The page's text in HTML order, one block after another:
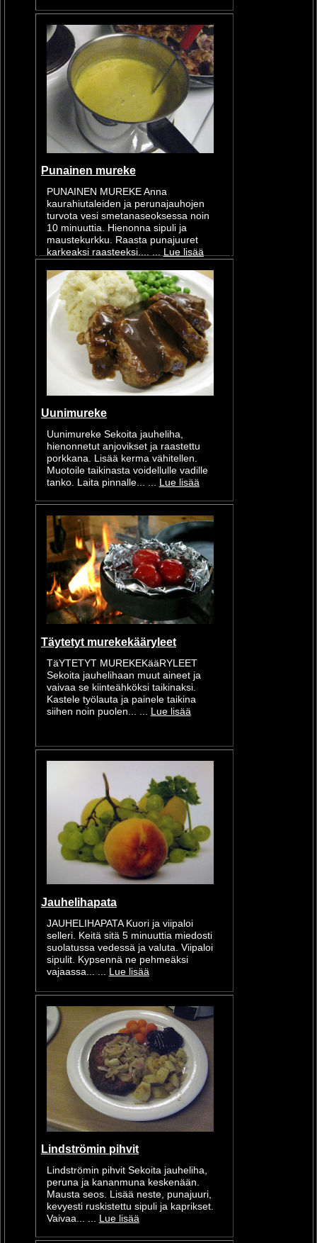
Punainen mureke
PUNAINEN MUREKE Anna
kaurahiutaleiden ja perunajauhojen
turvota vesi smetanaseoksessa noin
10 minuuttia. Hienonna sipuli ja
maustekurkku. Raasta punajuuret
karkeaksi raasteeksi.... ... Lue lisää
Uunimureke
Uunimureke Sekoita jauheliha,
hienonnetut anjovikset ja raastettu
porkkana. Lisää kerma vähitellen.
Muotoile taikinasta voidellulle vadille
tanko. Laita pinnalle... ... Lue lisää
Täytetyt murekekääryleet
TäYTETYT MUREKEKääRYLEET
Sekoita jauhelihaan muut aineet ja
vaivaa se kiinteähköksi taikinaksi.
Kastele työlauta ja painele taikina
siihen noin puolen... ... Lue lisää
Jauhelihapata
JAUHELIHAPATA Kuori ja viipaloi
selleri. Keitä sitä 5 minuuttia miedosti
suolatussa vedessä ja valuta. Viipaloi
sipulit. Kypsennä ne pehmeäksi
vajaassa... ... Lue lisää
Lindströmin pihvit
Lindströmin pihvit Sekoita jauheliha,
peruna ja kananmuna keskenään.
Mausta seos. Lisää neste, punajuuri,
kevyesti ruskistettu sipuli ja kaprikset.
Vaivaa... ... Lue lisää